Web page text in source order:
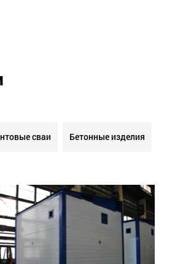
сваи Бетонные изделия